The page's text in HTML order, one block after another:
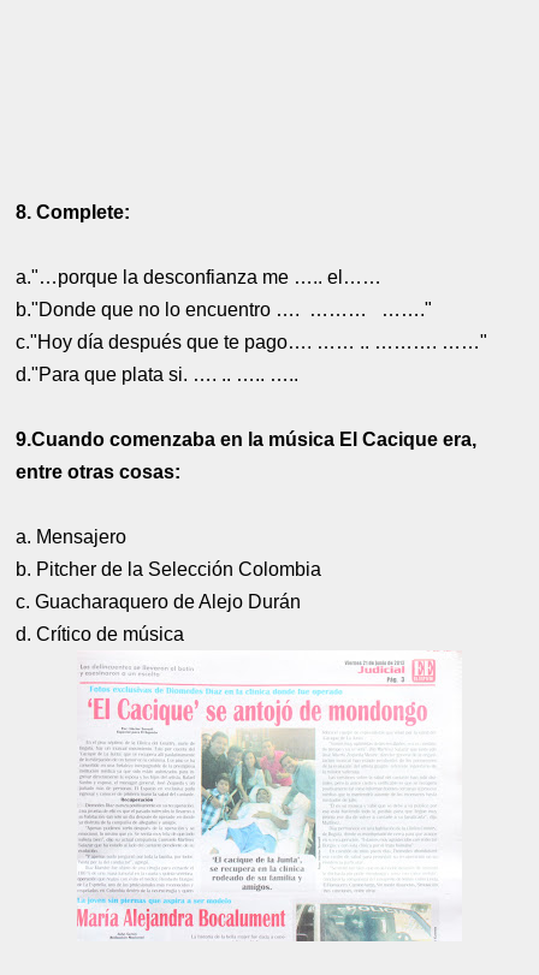
8. Complete:
a."…porque la desconfianza me ….. el……
b."Donde que no lo encuentro …. ……… ……."
c."Hoy día después que te pago…. …… .. ………. ……"
d."Para que plata si. …. .. ….. …..
9.Cuando comenzaba en la música El Cacique era,
entre otras cosas:
a. Mensajero
b. Pitcher de la Selección Colombia
c. Guacharaquero de Alejo Durán
d. Crítico de música